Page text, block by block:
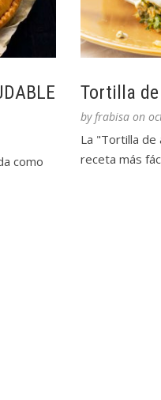
como
Tortilla
byfrabisa on
La "Tortilla de
receta más